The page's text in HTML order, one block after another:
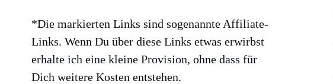
*Die markierten Links sind sogenannte Affiliate-
Links. Wenn Du über diese Links etwas erwirbst
erhalte ich eine kleine Provision, ohne dass für
Dich weitere Kosten entstehen.